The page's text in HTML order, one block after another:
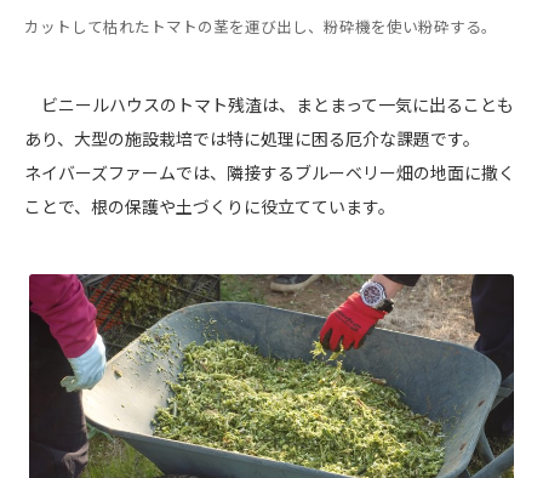
カットして枯れたトマトの茎を運び出し、粉砕機を使い粉砕する。
ビニールハウスのトマト残渣は、まとまって一気に出ることも
あり、大型の施設栽培では特に処理に困る厄介な課題です。
ネイバーズファームでは、隣接するブルーベリー畑の地面に撒く
ことで、根の保護や土づくりに役立てています。